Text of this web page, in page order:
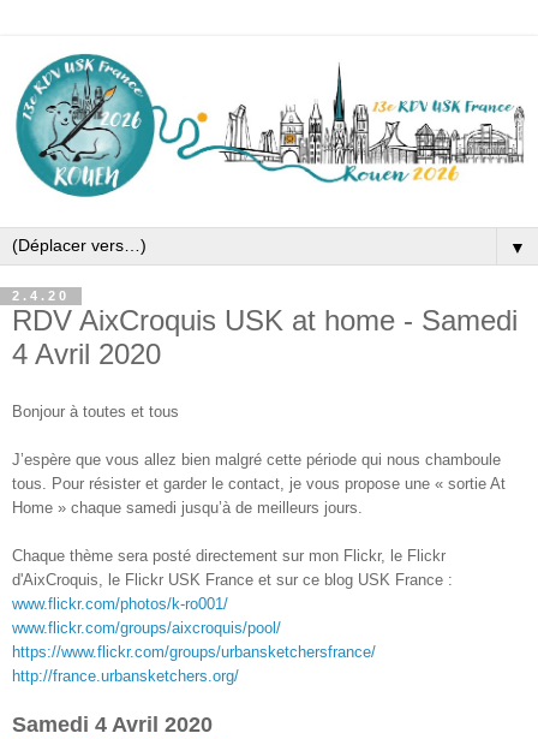
▼
2.4.20
RDV AixCroquis USK at home - Samedi
4 Avril 2020
Bonjour à toutes et tous
J’espère que vous allez bien malgré cette période qui nous chamboule
tous. Pour résister et garder le contact, je vous propose une « sortie At
Home » chaque samedi jusqu’à de meilleurs jours.
Chaque thème sera posté directement sur mon Flickr, le Flickr
d'AixCroquis, le Flickr USK France et sur ce blog USK France :
www.flickr.com/photos/k-ro001/
www.flickr.com/groups/aixcroquis/pool/
https://www.flickr.com/groups/urbansketchersfrance/
http://france.urbansketchers.org/
Samedi 4 Avril 2020